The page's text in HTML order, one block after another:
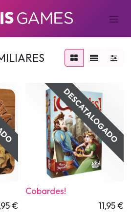
€
DESCATALOGADO
Cobardes!
11,95€